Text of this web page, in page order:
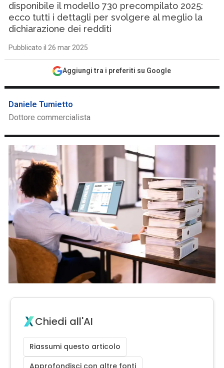
disponibile il modello 730 precompilato 2025:
ecco tutti i dettagli per svolgere al meglio la
dichiarazione dei redditi
Pubblicato il 26 mar 2025
Aggiungi tra i preferiti su Google
Daniele Tumietto
Dottore commercialista
Chiedi all'AI
Riassumi questo articolo
Approfondisci con altre fonti